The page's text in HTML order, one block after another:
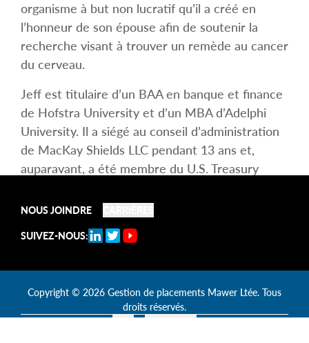
organisme à but non lucratif qu’il a créé en
l’honneur de son épouse afin de soutenir la
recherche visant à trouver un remède au cancer
du cerveau.
Jeff est titulaire d’un BAA en banque et finance
de Hofstra University et d’un MBA d’Adelphi
University. Il a siégé au conseil d’administration
de MacKay Shields LLC pendant 13 ans et,
auparavant, a été membre du U.S. Treasury
a également occupé le poste de vice-président
International et a siégé aux conseils
NOUS JOINDRE
SUIVEZ-NOUS:
Copyright © 2026 Gestion de placements Mawer Ltée. Tous
droits réservés.